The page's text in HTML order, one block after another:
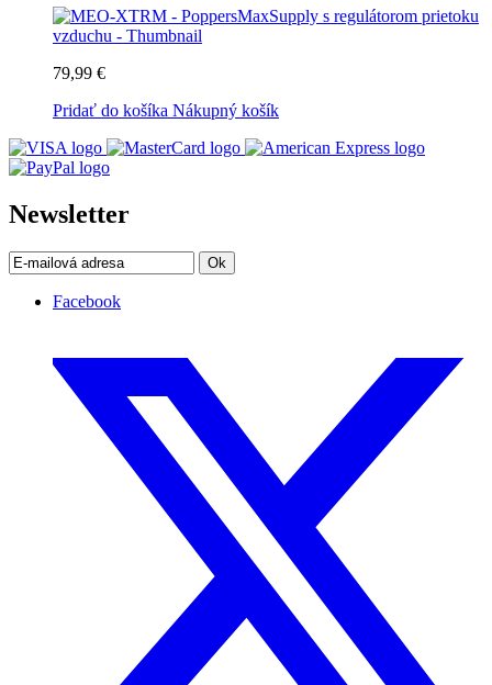
79,99 €
Pridať do košíka Nákupný košík
Newsletter
Ok
Facebook